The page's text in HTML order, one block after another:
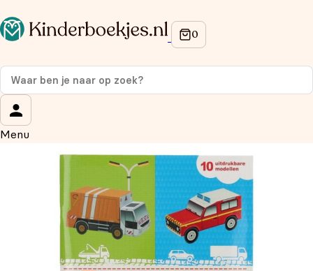
Menu
Op de hoogte blijven van onze acties?
Meld je aan voor onze nieuwsbrief en ontvang
korting
Wat is je voornaam?
Wat is je e-mailadres?*
Aanmelden
We gebruiken je gegevens om contact op te nemen, in
overeenstemming met onsprivacybeleid.